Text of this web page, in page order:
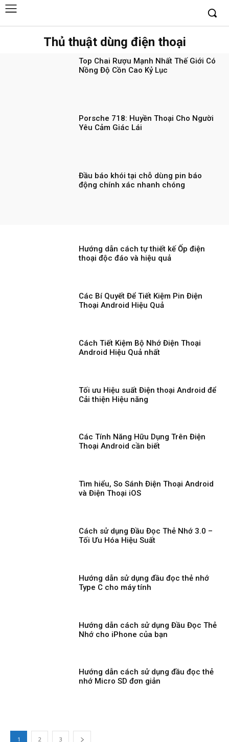
Thủ thuật dùng điện thoại
Top Chai Rượu Mạnh Nhất Thế Giới Có
Nồng Độ Cồn Cao Kỷ Lục
Porsche 718: Huyền Thoại Cho Người
Yêu Cảm Giác Lái
Đầu báo khói tại chỗ dùng pin báo
động chính xác nhanh chóng
Hướng dẫn cách tự thiết kế Ốp điện
thoại độc đáo và hiệu quả
Các Bí Quyết Để Tiết Kiệm Pin Điện
Thoại Android Hiệu Quả
Cách Tiết Kiệm Bộ Nhớ Điện Thoại
Android Hiệu Quả nhất
Tối ưu Hiệu suất Điện thoại Android để
Cải thiện Hiệu năng
Các Tính Năng Hữu Dụng Trên Điện
Thoại Android cần biết
Tìm hiểu, So Sánh Điện Thoại Android
và Điện Thoại iOS
Cách sử dụng Đầu Đọc Thẻ Nhớ 3.0 –
Tối Ưu Hóa Hiệu Suất
Hướng dẫn sử dụng đầu đọc thẻ nhớ
Type C cho máy tính
Hướng dẫn cách sử dụng Đầu Đọc Thẻ
Nhớ cho iPhone của bạn
Hướng dẫn cách sử dụng đầu đọc thẻ
nhớ Micro SD đơn giản
1 2 3